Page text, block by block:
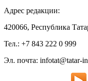
Адрес редакции:
420066, Республика
Тел.: +7 843 222 0 999
Эл. почта: infotat@tatar-